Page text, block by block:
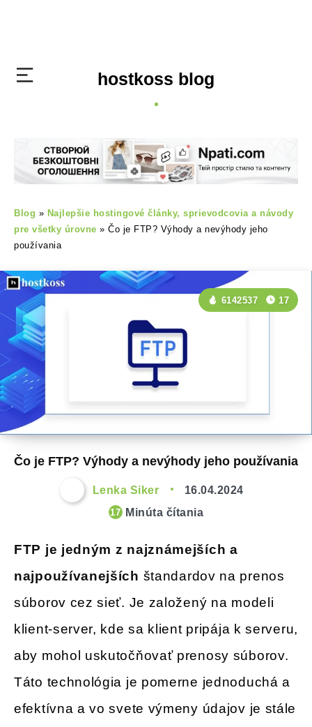
hostkoss blog
Blog » Najlepšie hostingové články, sprievodcovia a návody
pre všetky úrovne » Čo je FTP? Výhody a nevýhody jeho
používania
Čo je FTP? Výhody a nevýhody jeho používania
6142537 17
Lenka Siker 16.04.2024
17Minúta čítania
FTP je jedným z najznámejších a
najpoužívanejších štandardov na prenos
súborov cez sieť. Je založený na modeli
klient-server, kde sa klient pripája k serveru,
aby mohol uskutočňovať prenosy súborov.
Táto technológia je pomerne jednoduchá a
efektívna a vo svete výmeny údajov je stále